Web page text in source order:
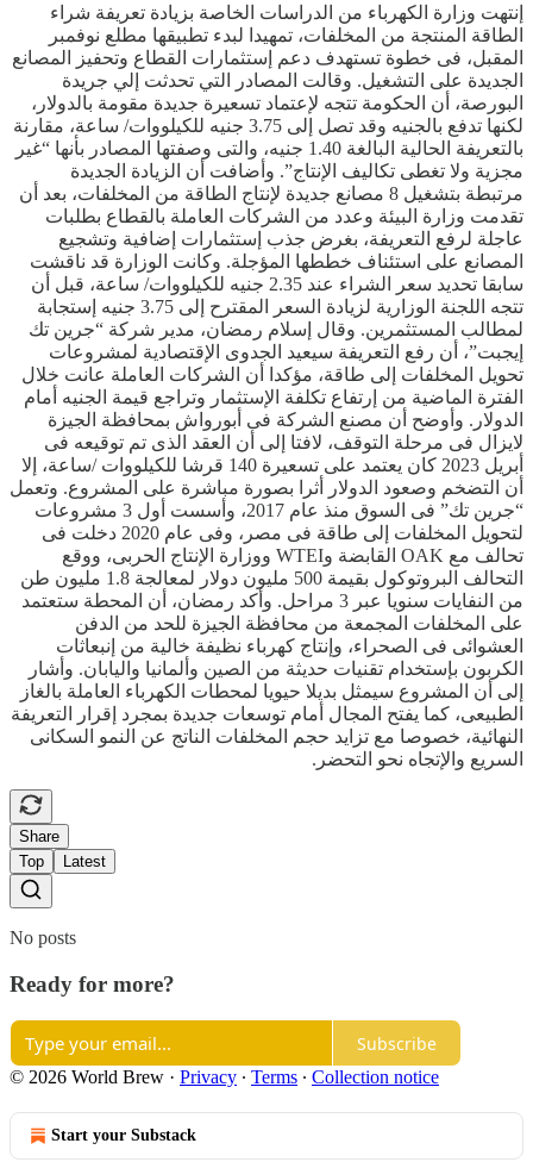
إنتهت وزارة الكهرباء من الدراسات الخاصة بزيادة تعريفة شراء
الطاقة المنتجة من المخلفات، تمهيدا لبدء تطبيقها مطلع نوفمبر
المقبل، فى خطوة تستهدف دعم إستثمارات القطاع وتحفيز المصانع
الجديدة على التشغيل. وقالت المصادر التي تحدثت إلي جريدة
البورصة، أن الحكومة تتجه لإعتماد تسعيرة جديدة مقومة بالدولار،
لكنها تدفع بالجنيه وقد تصل إلى 3.75 جنيه للكيلووات/ ساعة، مقارنة
بالتعريفة الحالية البالغة 1.40 جنيه، والتى وصفتها المصادر بأنها “غير
مجزية ولا تغطى تكاليف الإنتاج”. وأضافت أن الزيادة الجديدة
مرتبطة بتشغيل 8 مصانع جديدة لإنتاج الطاقة من المخلفات، بعد أن
تقدمت وزارة البيئة وعدد من الشركات العاملة بالقطاع بطلبات
عاجلة لرفع التعريفة، بغرض جذب إستثمارات إضافية وتشجيع
المصانع على استئناف خططها المؤجلة. وكانت الوزارة قد ناقشت
سابقا تحديد سعر الشراء عند 2.35 جنيه للكيلووات/ ساعة، قبل أن
تتجه اللجنة الوزارية لزيادة السعر المقترح إلى 3.75 جنيه إستجابة
لمطالب المستثمرين. وقال إسلام رمضان، مدير شركة “جرين تك
إيجبت”، أن رفع التعريفة سيعيد الجدوى الإقتصادية لمشروعات
تحويل المخلفات إلى طاقة، مؤكدا أن الشركات العاملة عانت خلال
الفترة الماضية من إرتفاع تكلفة الإستثمار وتراجع قيمة الجنيه أمام
الدولار. وأوضح أن مصنع الشركة فى أبورواش بمحافظة الجيزة
لايزال فى مرحلة التوقف، لافتا إلى أن العقد الذى تم توقيعه فى
أبريل 2023 كان يعتمد على تسعيرة 140 قرشا للكيلووات /ساعة، إلا
أن التضخم وصعود الدولار أثرا بصورة مباشرة على المشروع. وتعمل
“جرين تك” فى السوق منذ عام 2017، وأسست أول 3 مشروعات
لتحويل المخلفات إلى طاقة فى مصر، وفى عام 2020 دخلت فى
تحالف مع OAK القابضة وWTEI ووزارة الإنتاج الحربى، ووقع
التحالف البروتوكول بقيمة 500 مليون دولار لمعالجة 1.8 مليون طن
من النفايات سنويا عبر 3 مراحل. وأكد رمضان، أن المحطة ستعتمد
على المخلفات المجمعة من محافظة الجيزة للحد من الدفن
العشوائى فى الصحراء، وإنتاج كهرباء نظيفة خالية من إنبعاثات
الكربون بإستخدام تقنيات حديثة من الصين وألمانيا واليابان. وأشار
إلى أن المشروع سيمثل بديلا حيويا لمحطات الكهرباء العاملة بالغاز
الطبيعى، كما يفتح المجال أمام توسعات جديدة بمجرد إقرار التعريفة
النهائية، خصوصا مع تزايد حجم المخلفات الناتج عن النمو السكانى
السريع والإتجاه نحو التحضر.
Share
Top
Latest
No posts
Ready for more?
Subscribe
© 2026 World Brew · Privacy ∙ Terms ∙ Collection notice
Start your Substack